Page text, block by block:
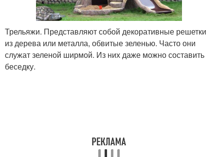
Трельяжи. Представляют собой декоративные решетки
из дерева или металла, обвитые зеленью. Часто они
служат зеленой ширмой. Из них даже можно составить
беседку.